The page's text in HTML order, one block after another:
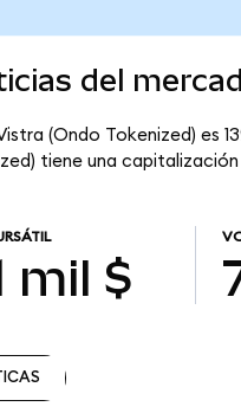
del
(Ondo Tokenized) es
tiene una
mil $